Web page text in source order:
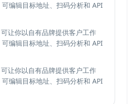
编辑目标地址、扫码分析和 API
让你以自有品牌提供客户工作
编辑目标地址、扫码分析和 API
让你以自有品牌提供客户工作
编辑目标地址、扫码分析和 API